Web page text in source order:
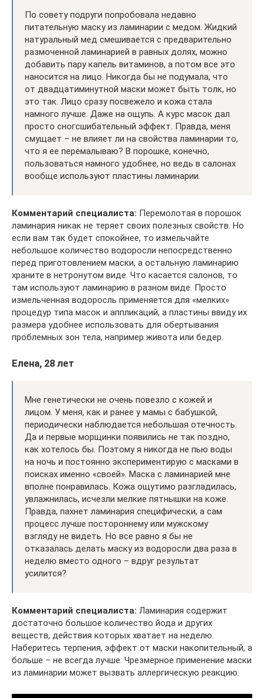
По совету подруги попробовала недавно
питательную маску из ламинарии с медом. Жидкий
натуральный мед смешивается с предварительно
размоченной ламинарией в равных долях, можно
добавить пару капель витаминов, а потом все это
наносится на лицо. Никогда бы не подумала, что
от двадцатиминутной маски может быть толк, но
это так. Лицо сразу посвежело и кожа стала
намного лучше. Даже на ощупь. А курс масок дал
просто сногсшибательный эффект. Правда, меня
смущает – не влияет ли на свойства ламинарии то,
что я ее перемалываю? В порошке, конечно,
пользоваться намного удобнее, но ведь в салонах
вообще используют пластины ламинарии.
Комментарий специалиста: Перемолотая в порошок
ламинария никак не теряет своих полезных свойств. Но
если вам так будет спокойнее, то измельчайте
небольшое количество водоросли непосредственно
перед приготовлением маски, а остальную ламинарию
храните в нетронутом виде. Что касается салонов, то
там используют ламинарию в разном виде. Просто
измельченная водоросль применяется для «мелких»
процедур типа масок и аппликаций, а пластины ввиду их
размера удобнее использовать для обертывания
проблемных зон тела, например живота или бедер.
Елена, 28 лет
Мне генетически не очень повезло с кожей и
лицом. У меня, как и ранее у мамы с бабушкой,
периодически наблюдается небольшая отечность.
Да и первые морщинки появились не так поздно,
как хотелось бы. Поэтому я никогда не пью воды
на ночь и постоянно экспериментирую с масками в
поисках именно «своей». Маска с ламинарией мне
вполне понравилась. Кожа ощутимо разгладилась,
увлажнилась, исчезли мелкие пятнышки на коже.
Правда, пахнет ламинария специфически, а сам
процесс лучше постороннему или мужскому
взгляду не видеть. Но все равно я бы не
отказалась делать маску из водоросли два раза в
неделю вместо одного – вдруг результат
усилится?
Комментарий специалиста: Ламинария содержит
достаточно большое количество йода и других
веществ, действия которых хватает на неделю.
Наберитесь терпения, эффект от маски накопительный, а
больше – не всегда лучше. Чрезмерное применение маски
из ламинарии может вызвать аллергическую реакцию.